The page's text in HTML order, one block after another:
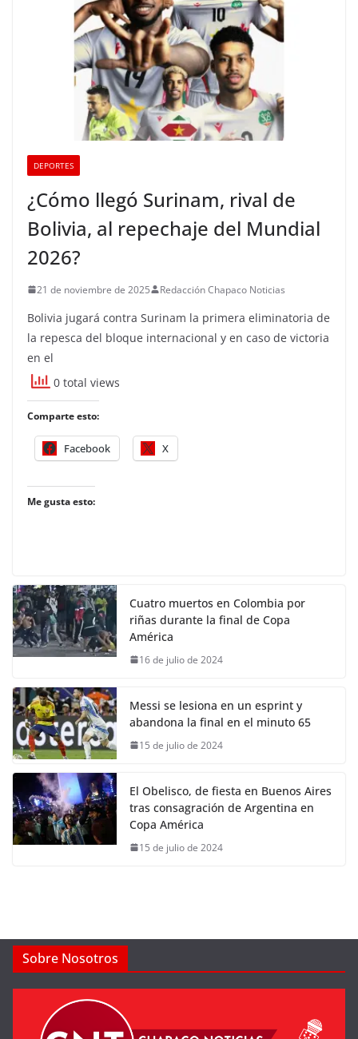
DEPORTES
¿Cómo llegó Surinam, rival de
Bolivia, al repechaje del Mundial
2026?
21 de noviembre de 2025 Redacción Chapaco Noticias
Bolivia jugará contra Surinam la primera eliminatoria de
la repesca del bloque internacional y en caso de victoria
en el
0 total views
Comparte esto:
Facebook X
Me gusta esto:
Cuatro muertos en Colombia por
riñas durante la final de Copa
América
16 de julio de 2024
Messi se lesiona en un esprint y
abandona la final en el minuto 65
15 de julio de 2024
El Obelisco, de fiesta en Buenos Aires
tras consagración de Argentina en
Copa América
15 de julio de 2024
Sobre Nosotros